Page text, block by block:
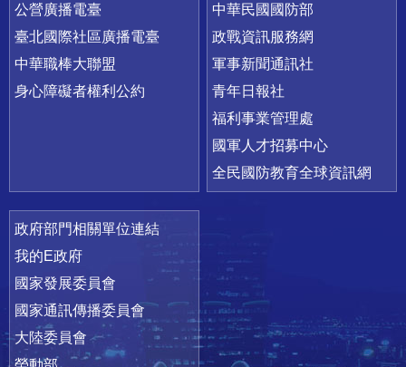
公營廣播電臺
臺北國際社區廣播電臺
中華職棒大聯盟
身心障礙者權利公約
中華民國國防部
政戰資訊服務網
軍事新聞通訊社
青年日報社
福利事業管理處
國軍人才招募中心
全民國防教育全球資訊網
政府部門相關單位連結
我的E政府
國家發展委員會
國家通訊傳播委員會
大陸委員會